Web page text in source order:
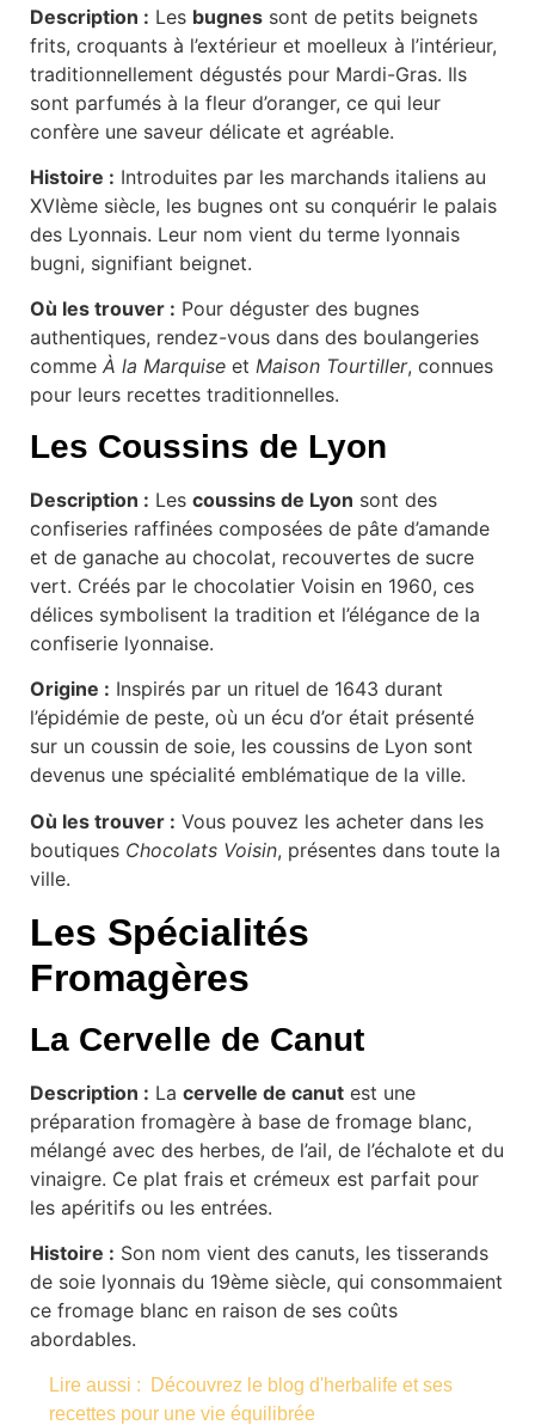
Description : Les bugnes sont de petits beignets
frits, croquants à l’extérieur et moelleux à l’intérieur,
traditionnellement dégustés pour Mardi-Gras. Ils
sont parfumés à la fleur d’oranger, ce qui leur
confère une saveur délicate et agréable.
Histoire : Introduites par les marchands italiens au
XVIème siècle, les bugnes ont su conquérir le palais
des Lyonnais. Leur nom vient du terme lyonnais
bugni, signifiant beignet.
Où les trouver : Pour déguster des bugnes
authentiques, rendez-vous dans des boulangeries
comme À la Marquise et Maison Tourtiller, connues
pour leurs recettes traditionnelles.
Les Coussins de Lyon
Description : Les coussins de Lyon sont des
confiseries raffinées composées de pâte d’amande
et de ganache au chocolat, recouvertes de sucre
vert. Créés par le chocolatier Voisin en 1960, ces
délices symbolisent la tradition et l’élégance de la
confiserie lyonnaise.
Origine : Inspirés par un rituel de 1643 durant
l’épidémie de peste, où un écu d’or était présenté
sur un coussin de soie, les coussins de Lyon sont
devenus une spécialité emblématique de la ville.
Où les trouver : Vous pouvez les acheter dans les
boutiques Chocolats Voisin, présentes dans toute la
ville.
Les Spécialités
Fromagères
La Cervelle de Canut
Description : La cervelle de canut est une
préparation fromagère à base de fromage blanc,
mélangé avec des herbes, de l’ail, de l’échalote et du
vinaigre. Ce plat frais et crémeux est parfait pour
les apéritifs ou les entrées.
Histoire : Son nom vient des canuts, les tisserands
de soie lyonnais du 19ème siècle, qui consommaient
ce fromage blanc en raison de ses coûts
abordables.
Lire aussi :
Découvrez le blog d'herbalife et ses
recettes pour une vie équilibrée